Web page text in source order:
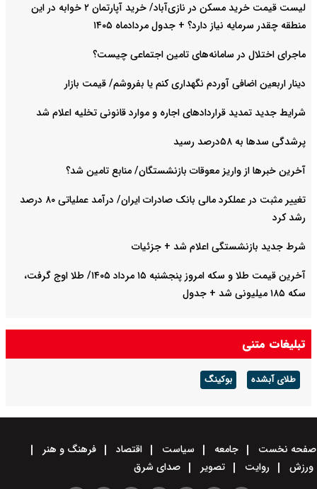
لیست قیمت خرید مسکن در نازی‌آباد/ خرید آپارتمان ۲ خوابه در این
منطقه چقدر سرمایه نیاز دارد؟ + جدول مردادماه ۱۴۰۵
ماجرای اختلال در سامانه‌های تامین اجتماعی چیست؟
دینار اربعین اضافی آوردم نگهداری کنم یا بفروشم/ قیمت بازار
شرایط جدید تمدید قراردادهای اجاره و موارد قانونی تخلیه اعلام شد
پرشدگی سدها به ۵۸درصد رسید
آخرین خبرها از واریز معوقات بازنشستگان/ منابع تامین شد؟
تغییر مثبت در عملکرد مالی بانک صادرات ایران/ درآمد عملیاتی ۸۰ درصد
رشد کرد
شرط جدید بازنشستگی اعلام شد + جزئیات
آخرین قیمت طلا و سکه امروز پنجشنبه ۱۵ مرداد ۱۴۰۵/ طلا اوج گرفت،
سکه ۱۸۵ میلیونی شد + جدول
تبلیغات متنی
طلای آبشده بوکینگ
صفحه نخست جامعه سیاست اقتصاد
فرهنگ و هنر
ورزش
روایت تصویر صدای شرق